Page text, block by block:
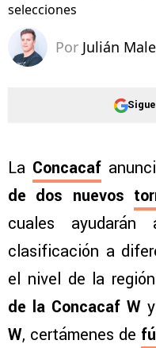
selecciones
Por Julián
La Concacaf
de dos nuevos
cuales
clasificación a
el nivel de la
de la Concacaf W
W, certámenes de